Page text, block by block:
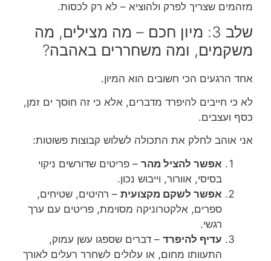
מזהמים שצריך לפרק ולהוציא – לא רק לכסות.
שלב 3: מיון חכם – מה מצילים, מה
משקמים, ומה משחררים באהבה?
אחד הרגעים הכי חשובים הוא המיון.
לא כי חייבים להיפרד מדברים, אלא כי זה חוסך ים זמן,
כסף ועצבים.
אני אוהב לחלק את התכולה לשלוש קבוצות פשוטות:
אפשר להציל מהר – פריטים שדורשים ניקוי
בסיסי, אוורור, וייבוש נכון.
אפשר לשקם מקצועית – רהיטים, שטיחים,
ספרים, אלקטרוניקה מסוימת, פריטים עם ערך
רגשי.
עדיף להיפרד – דברים שספגו עשן עמוק,
התעוותו מחום, או עלולים לשחרר רעלים לאורך